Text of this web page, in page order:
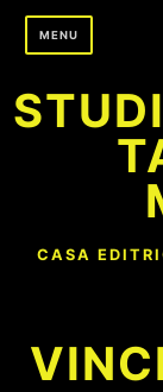
Skip
MENU
CASA